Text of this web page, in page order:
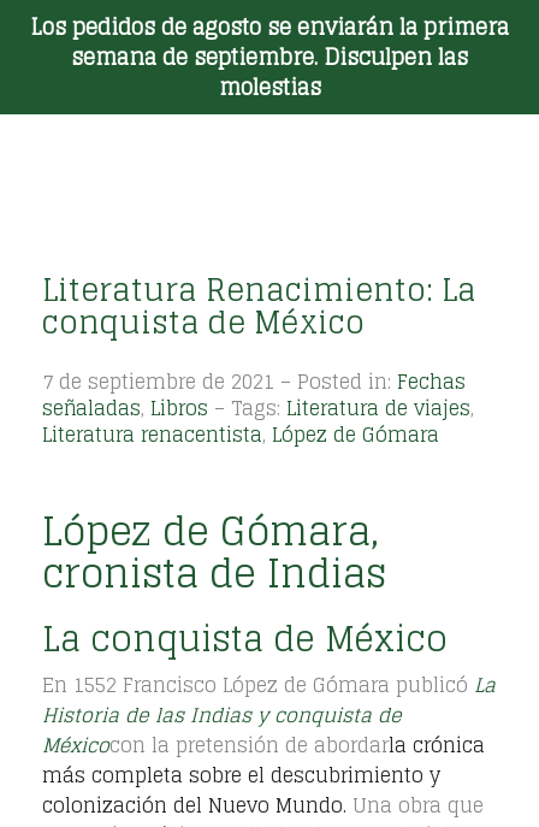
Los pedidos de agosto se enviarán la primera
semana de septiembre. Disculpen las
molestias
Toggle Menu
Literatura Renacimiento: La
conquista de México
7 de septiembre de 2021 – Posted in: Fechas
señaladas, Libros – Tags: Literatura de viajes,
Literatura renacentista, López de Gómara
López de Gómara,
cronista de Indias
La conquista de México
En 1552 Francisco López de Gómara publicó La
Historia de las Indias y conquista de
Méxicocon la pretensión de abordarla crónica
más completa sobre el descubrimiento y
colonización del Nuevo Mundo. Una obra que